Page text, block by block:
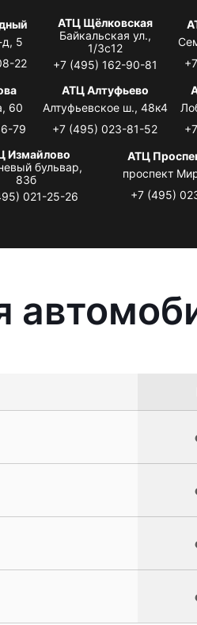
д, 5
22
АТЦ Щёлковская
Байкальская ул.,
1/3с12
+7 (495) 162-90-81
60
79
АТЦ Алтуфьево
Алтуфьевское ш., 48к4
+7 (495) 023-81-52
Измайлово
бульвар,
83б
021-25-26
АТЦ
проспект
+7 (495)